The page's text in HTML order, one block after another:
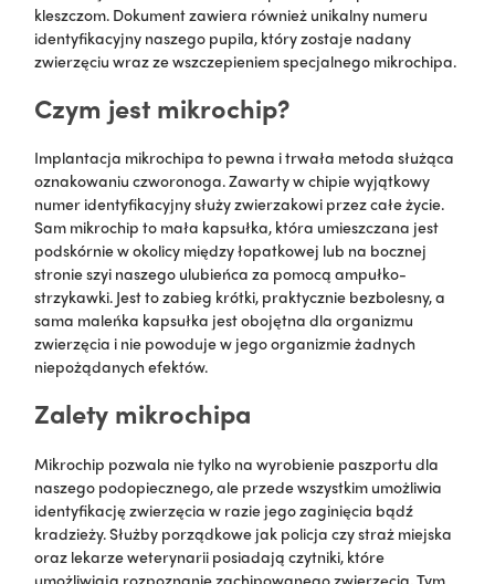
kleszczom. Dokument zawiera również unikalny numeru
identyfikacyjny naszego pupila, który zostaje nadany
zwierzęciu wraz ze wszczepieniem specjalnego mikrochipa.
Czym jest mikrochip?
Implantacja mikrochipa to pewna i trwała metoda służąca
oznakowaniu czworonoga. Zawarty w chipie wyjątkowy
numer identyfikacyjny służy zwierzakowi przez całe życie.
Sam mikrochip to mała kapsułka, która umieszczana jest
podskórnie w okolicy między łopatkowej lub na bocznej
stronie szyi naszego ulubieńca za pomocą ampułko-
strzykawki. Jest to zabieg krótki, praktycznie bezbolesny, a
sama maleńka kapsułka jest obojętna dla organizmu
zwierzęcia i nie powoduje w jego organizmie żadnych
niepożądanych efektów.
Zalety mikrochipa
Mikrochip pozwala nie tylko na wyrobienie paszportu dla
naszego podopiecznego, ale przede wszystkim umożliwia
identyfikację zwierzęcia w razie jego zaginięcia bądź
kradzieży. Służby porządkowe jak policja czy straż miejska
oraz lekarze weterynarii posiadają czytniki, które
umożliwiają rozpoznanie zachipowanego zwierzęcia. Tym